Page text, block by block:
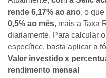
rende 6,17% ao ano, o
0,5% ao mês, mais a Taxa
diariamente. Para calcular
específico, basta aplicar a
Valor investido x
rendimento mensal